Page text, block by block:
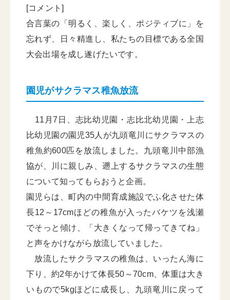
[コメント]
合言葉の「明るく、楽しく、ポジティブに」を
忘れず、日々精進し、私たちの目標である全国
大会出場を成し遂げたいです。
園児がサクラマス稚魚放流
11月7日、志比幼児園・志比北幼児園・上志
比幼児園の園児35人が九頭竜川にサクラマスの
稚魚約600匹を放流しました。九頭竜川中部漁
協が、川に親しみ、遡上するサクラマスの生態
について知ってもらおうと企画。
園児らは、町内の中間育成施設でふ化させた体
長12～17cmほどの稚魚が入ったバケツを浅瀬
でそっと傾け、「大きくなって帰ってきてね」
と声をかけながら放流していました。
放流したサクラマスの稚魚は、いったん海に
下り、約2年かけて体長50～70cm、体重は大き
いもので5kgほどに成長し、九頭竜川に戻って